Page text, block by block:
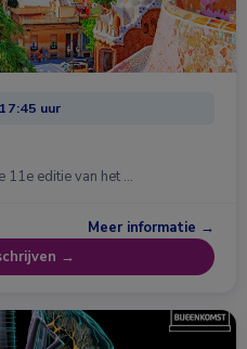
uur
11e editie van het …
Meer informatie →
→